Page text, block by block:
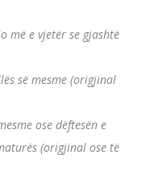
më e vjetër se gjashtë
së mesme (origjinal
ose dëftesën e
(origjinal ose të